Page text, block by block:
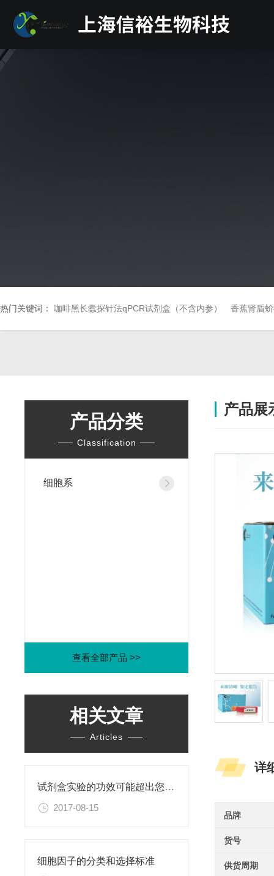
热门关键词： 咖啡黑长蠹探针法qPCR试剂盒（不含内参） 香蕉肾盾
产品分类
Classification
细胞系
查看全部产品 >>
相关文章
Articles
试剂盒实验的功效可能超出您的幻想
2017-08-15
细胞因子的分类和选择标准
产品展
详
品牌
货号
供货周期